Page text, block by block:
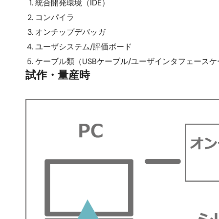
統合開発環境（IDE）
コンパイラ
オンチップデバッガ
ユーザシステム/評価ボード
ケーブル類（USBケーブル/ユーザインタフェース
試作・量産時